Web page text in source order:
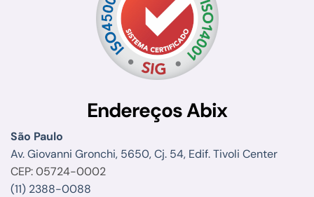
Endereços Abix
São Paulo
Av. Giovanni Gronchi, 5650, Cj. 54, Edif. Tivoli Center
CEP: 05724-0002
(11) 2388-0088